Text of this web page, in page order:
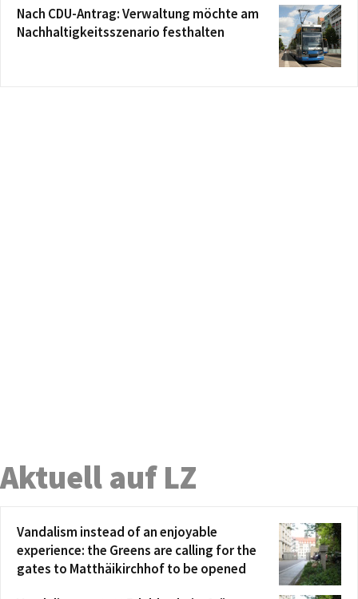
Nach CDU-Antrag: Verwaltung möchte am
Nachhaltigkeitsszenario festhalten
Aktuell auf LZ
Vandalism instead of an enjoyable
experience: the Greens are calling for the
gates to Matthäikirchhof to be opened